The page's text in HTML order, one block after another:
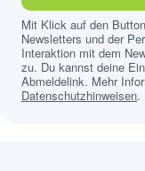
Mit Klick auf den
Newsletters und der
Interaktion mit dem
zu. Du kannst deine
Abmeldelink. Mehr
Datenschutzhinweisen.